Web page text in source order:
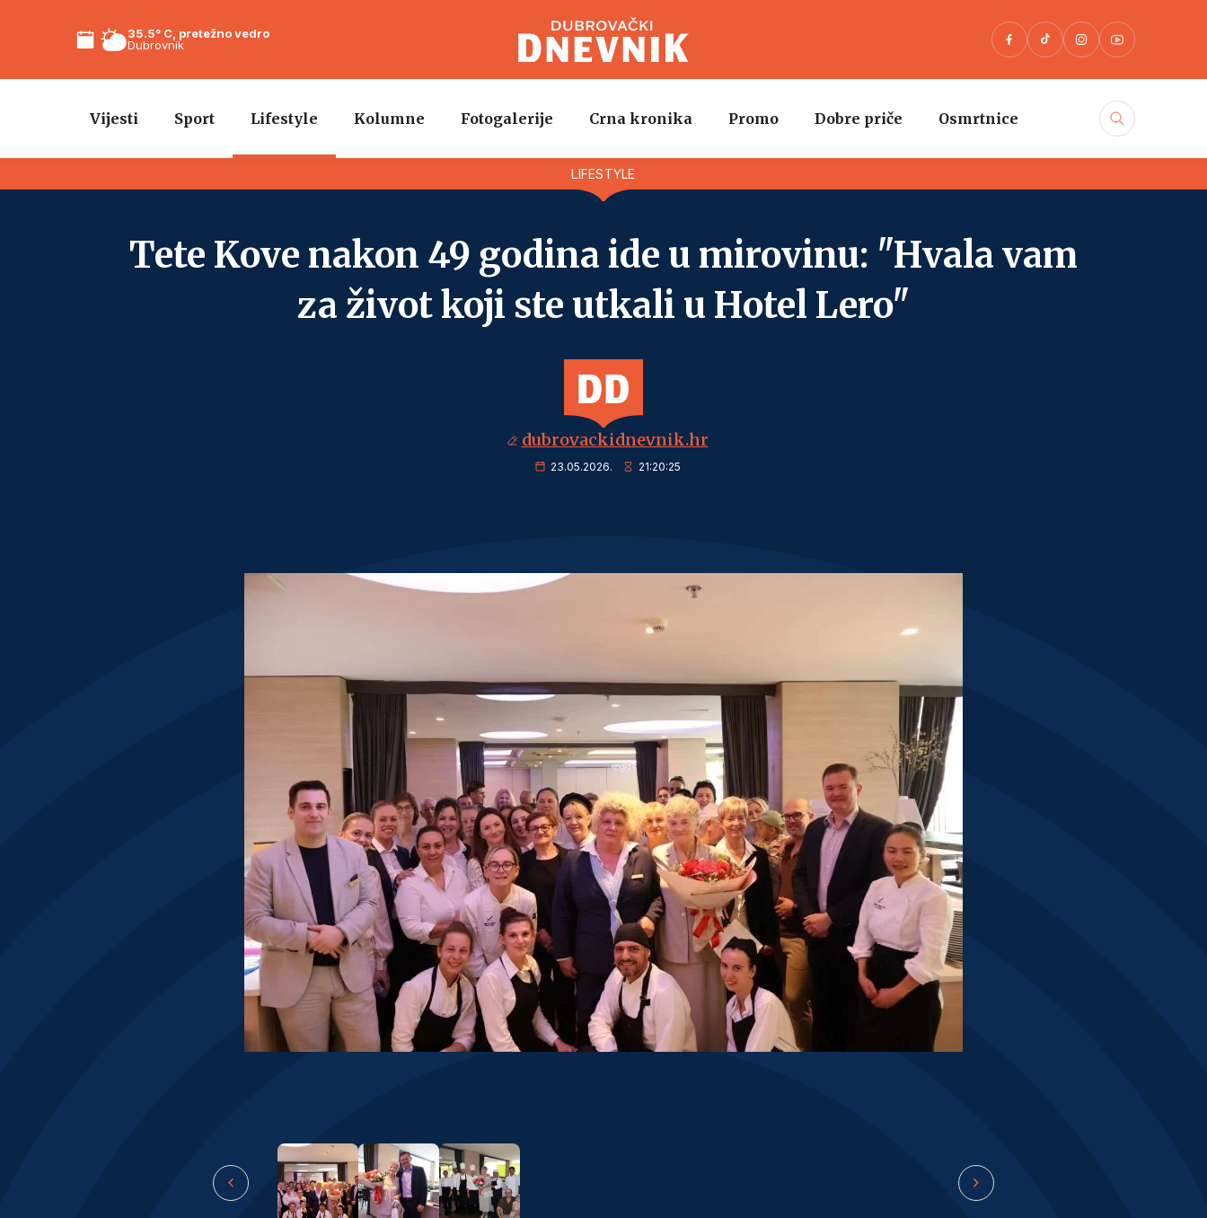
35.5° C, pretežno vedro
Dubrovnik
Vijesti
Sport Lifestyle Kolumne Fotogalerije Crna kronika Promo Dobre priče Osmrtnice
LIFESTYLE
Tete Kove nakon 49 godina ide u mirovinu: "Hvala vam
za život koji ste utkali u Hotel Lero"
dubrovackidnevnik.hr
23.05.2026. 21:20:25